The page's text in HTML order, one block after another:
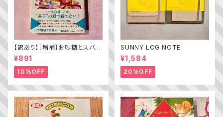
【訳あり】［増補］お砂糖とスパイ
スと爆発的な何か ——不真面
目な批評家によるフェミニスト批
評入門
¥891
10%OFF
SUNNY LOG NOTE
¥1,584
20%OFF